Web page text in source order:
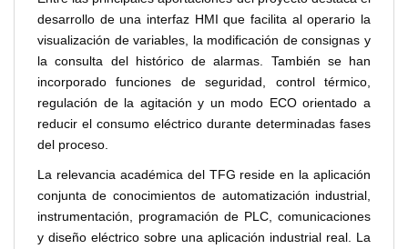
desarrollo de una interfaz HMI que facilita al operario la
visualización de variables, la modificación de consignas y
la consulta del histórico de alarmas. También se han
incorporado funciones de seguridad, control térmico,
regulación de la agitación y un modo ECO orientado a
reducir el consumo eléctrico durante determinadas fases
del proceso.
La relevancia académica del TFG reside en la aplicación
conjunta de conocimientos de automatización industrial,
instrumentación, programación de PLC, comunicaciones
y diseño eléctrico sobre una aplicación industrial real. La